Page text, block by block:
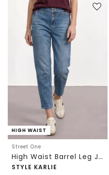
HIGH WAIST
Street One
High Waist Barrel Leg Jeans im Loose Fit
STYLE KARLIE